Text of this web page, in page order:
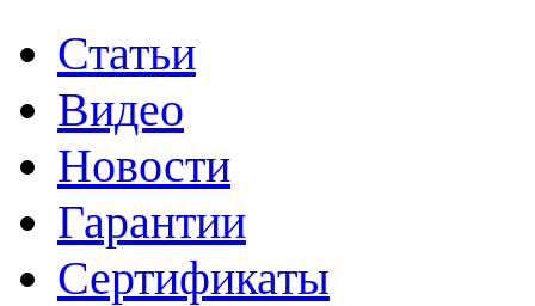
Статьи
Видео
Новости
Гарантии
Сертификаты